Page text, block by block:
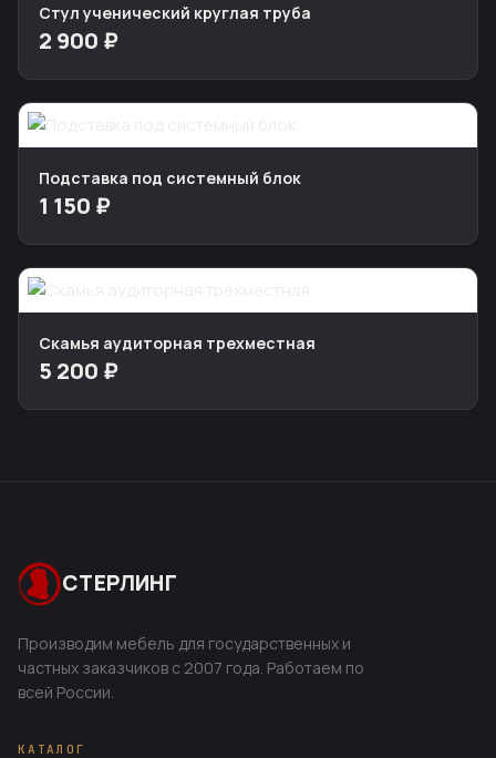
Стул ученический круглая труба
2 900 ₽
Подставка под системный блок
1 150 ₽
Скамья аудиторная трехместная
5 200 ₽
СТЕРЛИНГ
Производим мебель для государственных и
частных заказчиков с 2007 года. Работаем по
всей России.
КАТАЛОГ